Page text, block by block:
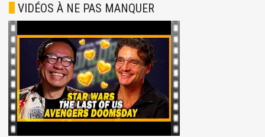
VIDÉOS À NE PAS MANQUER